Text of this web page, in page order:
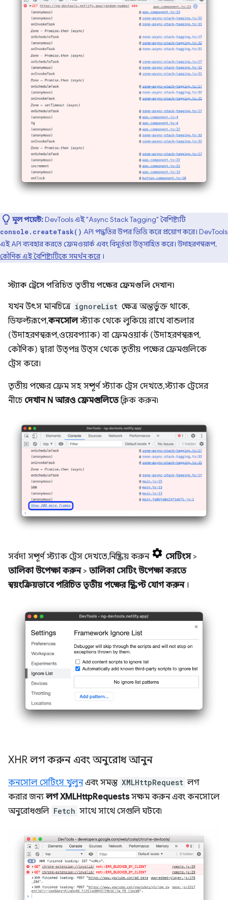
মূল পয়েন্ট:DevTools এই "Async Stack Tagging" বৈশিষ্ট্যটি
console.createTask() API পদ্ধতির উপর ভিত্তি করে প্রয়োগ করে। DevTools
এই API ব্যবহার করতে ফ্রেমওয়ার্ক এবং বিমূর্ততা উত্সাহিত করে। উদাহরণস্বরূপ,
কৌণিক এই বৈশিষ্ট্যটিকে সমর্থন করে।
স্ট্যাক ট্রেসে পরিচিত তৃতীয় পক্ষের ফ্রেমগুলি দেখান৷
যখন উৎস মানচিত্রে ignoreList ক্ষেত্র অন্তর্ভুক্ত থাকে,
ডিফল্টরূপে,কনসোলস্ট্যাক থেকে লুকিয়ে রাখে বান্ডলার
(উদাহরণস্বরূপ, ওয়েবপ্যাক) বা ফ্রেমওয়ার্ক (উদাহরণস্বরূপ,
কৌণিক) দ্বারা উত্পন্ন উত্স থেকে তৃতীয় পক্ষের ফ্রেমগুলিকে
ট্রেস করে।
তৃতীয় পক্ষের ফ্রেম সহ সম্পূর্ণ স্ট্যাক ট্রেস দেখতে, স্ট্যাক ট্রেসের
নীচে দেখান N আরও ফ্রেমগুলিতেক্লিক করুন৷
সর্বদা সম্পূর্ণ স্ট্যাক ট্রেস দেখতে, নিষ্ক্রিয় করুন সেটিংস>
তালিকা উপেক্ষা করুন> তালিকা সেটিং উপেক্ষা করতে
স্বয়ংক্রিয়ভাবে পরিচিত তৃতীয় পক্ষের স্ক্রিপ্ট যোগ করুন।
XHR লগ করুন এবং অনুরোধ আনুন
কনসোল সেটিংস খুলুনএবং সমস্ত XMLHttpRequest লগ
করার জন্য লগ XMLHttpRequestsসক্ষম করুন এবং কনসোলে
অনুরোধগুলি Fetch সাথে সাথে সেগুলি ঘটবে৷